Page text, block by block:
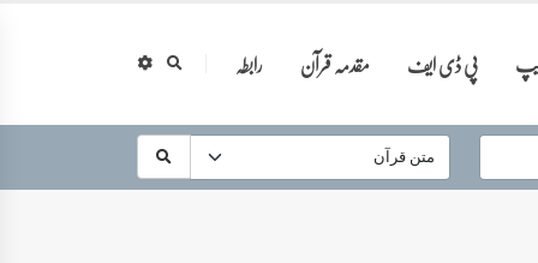
پی ڈی ایف مقدمہ قرآن رابطہ